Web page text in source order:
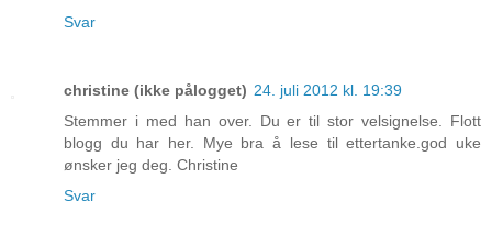
Svar
christine (ikke pålogget) 24. juli 2012 kl. 19:39
Stemmer i med han over. Du er til stor velsignelse. Flott
blogg du har her. Mye bra å lese til ettertanke.god uke
ønsker jeg deg. Christine
Svar